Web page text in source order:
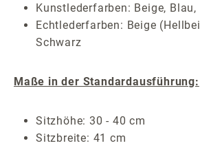
Kunstlederfarben: Beige,
Echtlederfarben: Beige
Schwarz
Maße in der Standardausführung:
Sitzhöhe: 30 - 40 cm
Sitzbreite: 41 cm